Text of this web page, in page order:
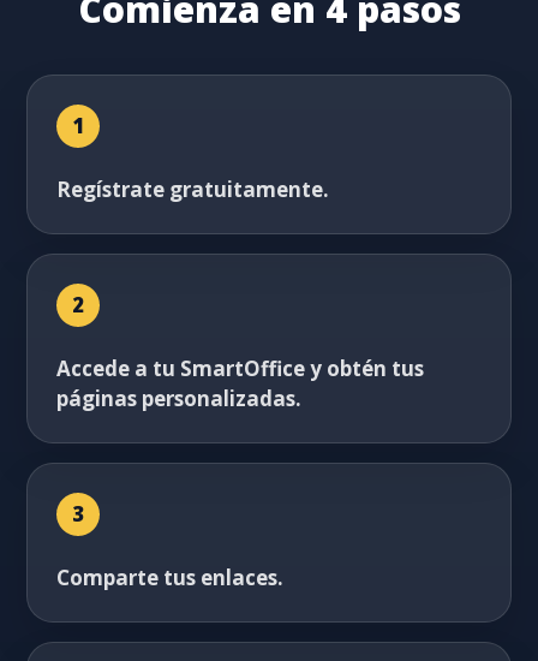
1
Regístrate gratuitamente.
2
Accede a tu SmartOffice y obtén tus
páginas personalizadas.
3
Comparte tus enlaces.